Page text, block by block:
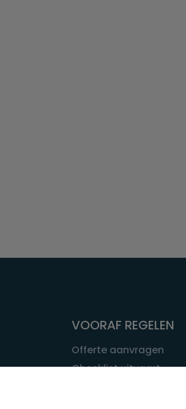
VOORAF REGELEN
Offerte aanvragen
Checklist uitvaart